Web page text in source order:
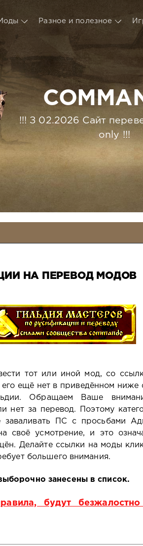
Разное и полезное
!!! З 02.2026 Сайт
only !!!
НА ПЕРЕВОД МОДОВ
тот или иной мод, со
ещё нет в приведённом ниже
Обращаем Ваше
нет за перевод. Поэтому
ПС с просьбами
своё усмотрение, и это
Делайте ссылки на моды
большего внимания.
занесены в список.
будут